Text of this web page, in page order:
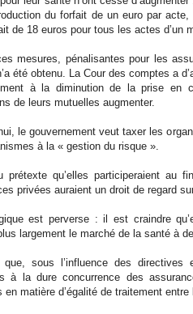
du forfait de un euro par
de 18 euros pour tous les actes d’un
mesures, pénalisantes pour les
été obtenu. La Cour des comptes a
à la diminution de la prise en
de leurs mutuelles augmenter.
le gouvernement veut taxer les
à la « gestion du risque ».
prétexte qu’elles participeraient au
privées auraient un droit de regard
est perverse : il est craindre
largement le marché de la santé à
que, sous l’influence des
à la dure concurrence des
en matière d’égalité de traitement